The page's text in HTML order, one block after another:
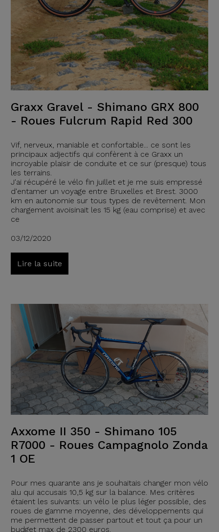
Graxx Gravel - Shimano GRX 800
- Roues Fulcrum Rapid Red 300
Vif, nerveux, maniable et confortable... ce sont les
principaux adjectifs qui confèrent à ce Graxx un
incroyable plaisir de conduite et ce sur (presque) tous
les terrains.
J'ai récupéré le vélo fin juillet et je me suis empressé
d'entamer un voyage entre Bruxelles et Brest. 3000
km en autonomie sur tous types de revêtement. Mon
chargement avoisinait les 15 kg (eau comprise) et avec
ce
03/12/2020
Lire la suite
Axxome II 350 - Shimano 105
R7000 - Roues Campagnolo Zonda
1 OE
Pour mes quarante ans je souhaitais changer mon vélo
alu qui accusais 10,5 kg sur la balance. Mes critères
étaient les suivants: un vélo le plus léger possible, des
roues de gamme moyenne, des développements qui
me permettent de passer partout et tout ça pour un
budget max de 2300 euros.